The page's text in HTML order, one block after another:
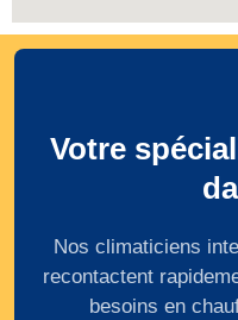
Votre
Nos climaticiens
recontactent
besoins en